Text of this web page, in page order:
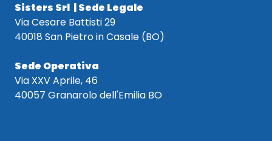
Sisters Srl | Sede Legale
Via Cesare Battisti 29
40018 San Pietro in Casale (BO)
Sede Operativa
Via XXV Aprile, 46
40057 Granarolo dell'Emilia BO